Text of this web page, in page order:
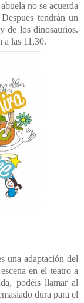
no se acuerda
tendrán un
de los dinosaurios.
a las 11,30.
una adaptación del
en el teatro a
podéis llamar al
dura para el